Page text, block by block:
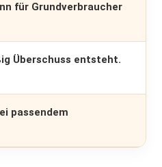
für Grundverbraucher
Überschuss entsteht.
passendem